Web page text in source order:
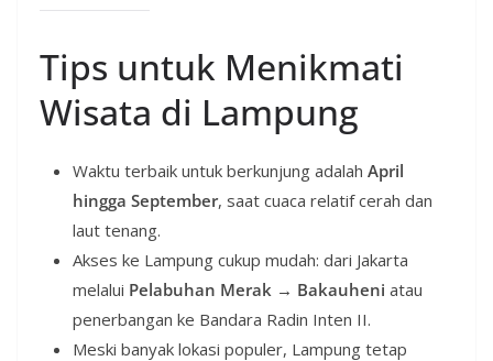
Tips untuk Menikmati
Wisata di Lampung
Waktu terbaik untuk berkunjung adalah April
hingga September, saat cuaca relatif cerah dan
laut tenang.
Akses ke Lampung cukup mudah: dari Jakarta
melalui Pelabuhan Merak → Bakauheni atau
penerbangan ke Bandara Radin Inten II.
Meski banyak lokasi populer, Lampung tetap